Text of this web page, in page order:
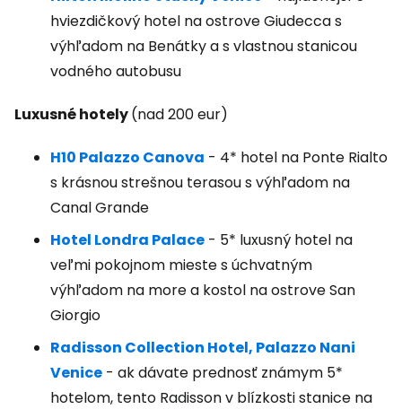
hviezdičkový hotel na ostrove Giudecca s
výhľadom na Benátky a s vlastnou stanicou
vodného autobusu
Luxusné hotely(nad 200 eur)
H10 Palazzo Canova - 4* hotel na Ponte Rialto
s krásnou strešnou terasou s výhľadom na
Canal Grande
Hotel Londra Palace - 5* luxusný hotel na
veľmi pokojnom mieste s úchvatným
výhľadom na more a kostol na ostrove San
Giorgio
Radisson Collection Hotel, Palazzo Nani
Venice - ak dávate prednosť známym 5*
hotelom, tento Radisson v blízkosti stanice na